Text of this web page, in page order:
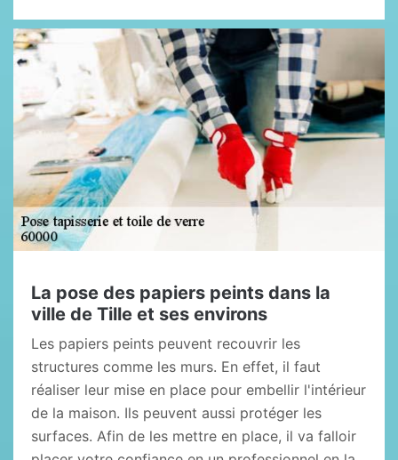
La pose des papiers peints dans la
ville de Tille et ses environs
Les papiers peints peuvent recouvrir les
structures comme les murs. En effet, il faut
réaliser leur mise en place pour embellir l'intérieur
de la maison. Ils peuvent aussi protéger les
surfaces. Afin de les mettre en place, il va falloir